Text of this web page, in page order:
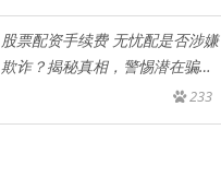
股票配资手续费 无忧配是否涉嫌
欺诈？揭秘真相，警惕潜在骗子
233